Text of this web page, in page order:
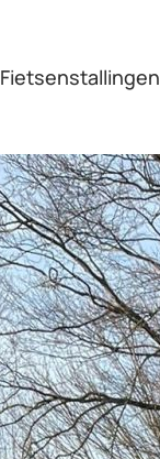
Fietsenstallingen